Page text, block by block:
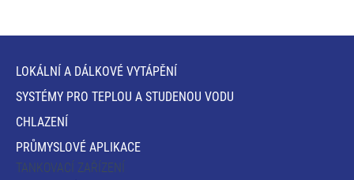
LOKÁLNÍ A DÁLKOVÉ VYTÁPĚNÍ
SYSTÉMY PRO TEPLOU A STUDENOU VODU
CHLAZENÍ
PRŮMYSLOVÉ APLIKACE
TANKOVACÍ ZAŘÍZENÍ